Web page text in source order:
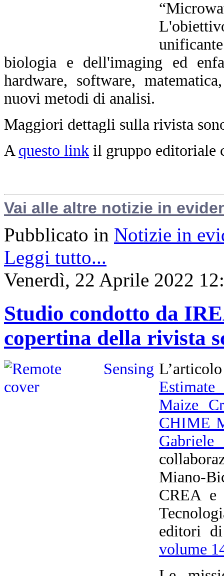
biologia e dell'imaging ed
hardware, software,
nuovi metodi di analisi.
Maggiori dettagli sulla rivista
A questo link il gruppo editoriale
Vai alle altre notizie in
Pubblicato in Notizie in
Leggi tutto...
Venerdì, 22 Aprile 2022
Studio condotto da
copertina della rivista
Maize
CHIME
Miano-
CREA e
editori
volume